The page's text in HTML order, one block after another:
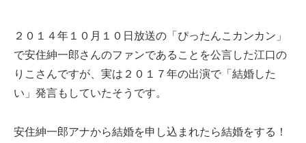
２０１４年１０月１０日放送の「ぴったんこカンカン」
で安住紳一郎さんのファンであることを公言した江口の
りこさんですが、実は２０１７年の出演で「結婚した
い」発言もしていたそうです。
安住紳一郎アナから結婚を申し込まれたら結婚をする！